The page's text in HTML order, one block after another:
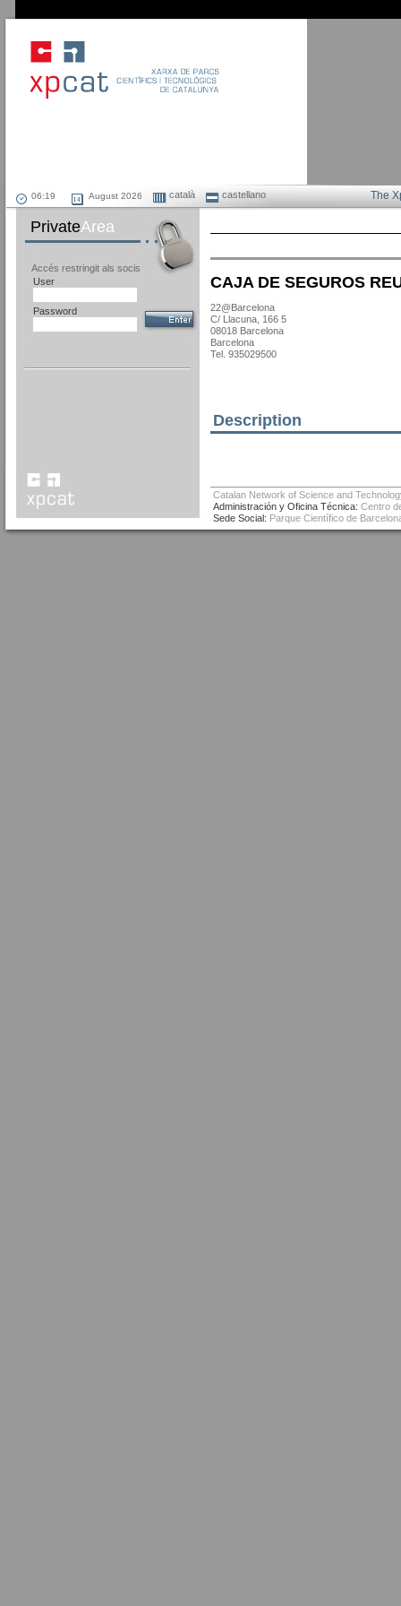
August 2026 català castellano The
PrivateArea
Accés restringit als socis
User
Password
CAJA DE SEGUROS
22@Barcelona
C/ Llacuna, 166 5
08018 Barcelona
Barcelona
Tel. 935029500
Description
Catalan Network of Science and
Administración y Oficina Técnica: Centro
Sede Social: Parque Científico de